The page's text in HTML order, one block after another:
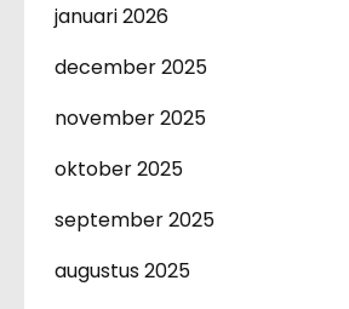
januari 2026
december 2025
november 2025
oktober 2025
september 2025
augustus 2025